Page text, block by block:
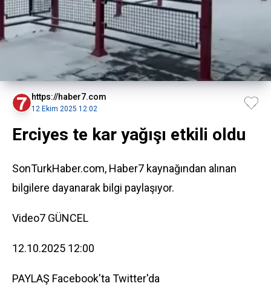
https://haber7.com
12 Ekim 2025 12:02
Erciyes te kar yağışı etkili oldu
SonTurkHaber.com, Haber7 kaynağından alınan
bilgilere dayanarak bilgi paylaşıyor.
Video7 GÜNCEL
12.10.2025 12:00
PAYLAŞ Facebook'ta Twitter'da